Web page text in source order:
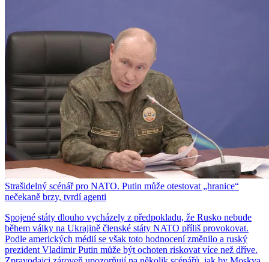
Strašidelný scénář pro NATO. Putin může otestovat „hranice“
nečekaně brzy, tvrdí agenti
Spojené státy dlouho vycházely z předpokladu, že Rusko nebude
během války na Ukrajině členské státy NATO příliš provokovat.
Podle amerických médií se však toto hodnocení změnilo a ruský
prezident Vladimir Putin může být ochoten riskovat více než dříve.